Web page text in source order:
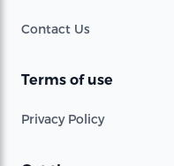
Contact Us
Terms of use
Privacy Policy